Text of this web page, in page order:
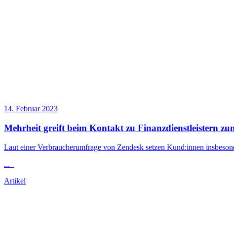
14. Februar 2023
Mehrheit greift beim Kontakt zu Finanzdienstleistern
Laut einer Verbraucherumfrage von Zendesk setzen Kund:innen
...
Artikel